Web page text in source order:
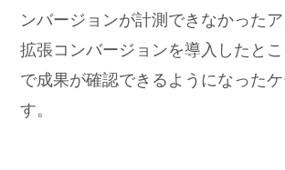
ンバージョンが計測できなかったア
拡張コンバージョンを導入したと
で成果が確認できるようになった
す。